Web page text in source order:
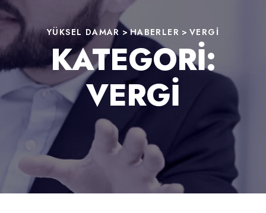
YÜKSEL DAMAR >HABERLER > VERGI
KATEGORI:
VERGI